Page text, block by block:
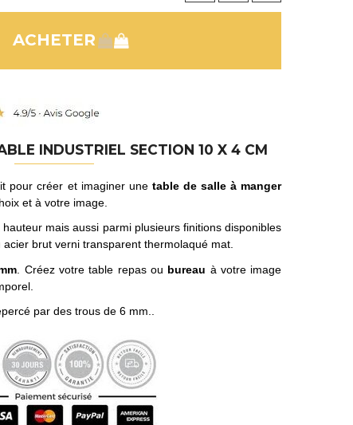
INDUSTRIEL SECTION 10 X 4 CM
pour créer et imaginer une table de salle à manger
et à votre image.
mais aussi parmi plusieurs finitions disponibles
brut verni transparent thermolaqué mat.
. Créez votre table repas ou bureau à votre image
par des trous de 6 mm..